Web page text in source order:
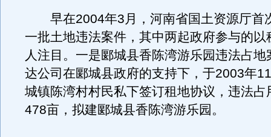
早在2004年3月，河南省国土资源厅首
一批土地违法案件，其中两起政府参与的以
人注目。一是郾城县香陈湾游乐园违法占地
达公司在郾城县政府的支持下，于2003年
城镇陈湾村村民私下签订租地协议，违法占
478亩，拟建郾城县香陈湾游乐园。